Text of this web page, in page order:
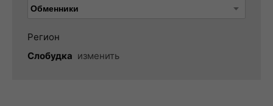
Регион
Слобудка изменить